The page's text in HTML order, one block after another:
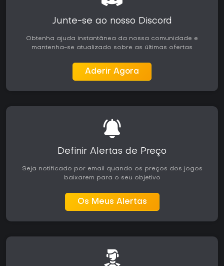
Junte-se ao nosso Discord
Obtenha ajuda instantânea da nossa comunidade e
mantenha-se atualizado sobre as últimas ofertas
Aderir Agora
Definir Alertas de Preço
Seja notificado por email quando os preços dos jogos
baixarem para o seu objetivo
Os Meus Alertas